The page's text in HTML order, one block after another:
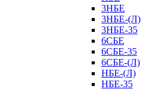
3НБЕ
3НБЕ-(Л)
3НБЕ-35
6СБЕ
6СБЕ-35
6СБЕ-(Л)
НБЕ-(Л)
НБЕ-35